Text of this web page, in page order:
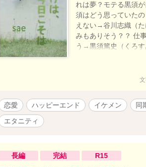
れは夢？モテる黒須
須はどう思っていた
えない→谷川志織（
みもありそう？？ 仕
う→黒須篤史（くろ
同期…恋の終わりを
り、苦手な方はスル
恋愛 ハッピーエンド イケメン 同
エタニティ
長編 完結 R15